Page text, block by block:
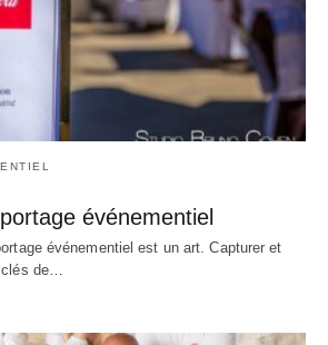
événementiel
événementiel est un art. Capturer et
de…